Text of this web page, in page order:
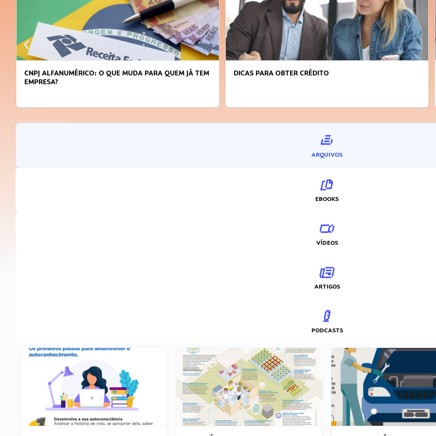
CNPJ ALFANUMÉRICO: O QUE MUDA PARA QUEM JÁ TEM
EMPRESA?
DICAS PARA OBTER CRÉDITO
ARQUIVOS
EBOOKS
VÍDEOS
ARTIGOS
PODCASTS